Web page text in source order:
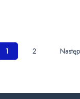
1 2